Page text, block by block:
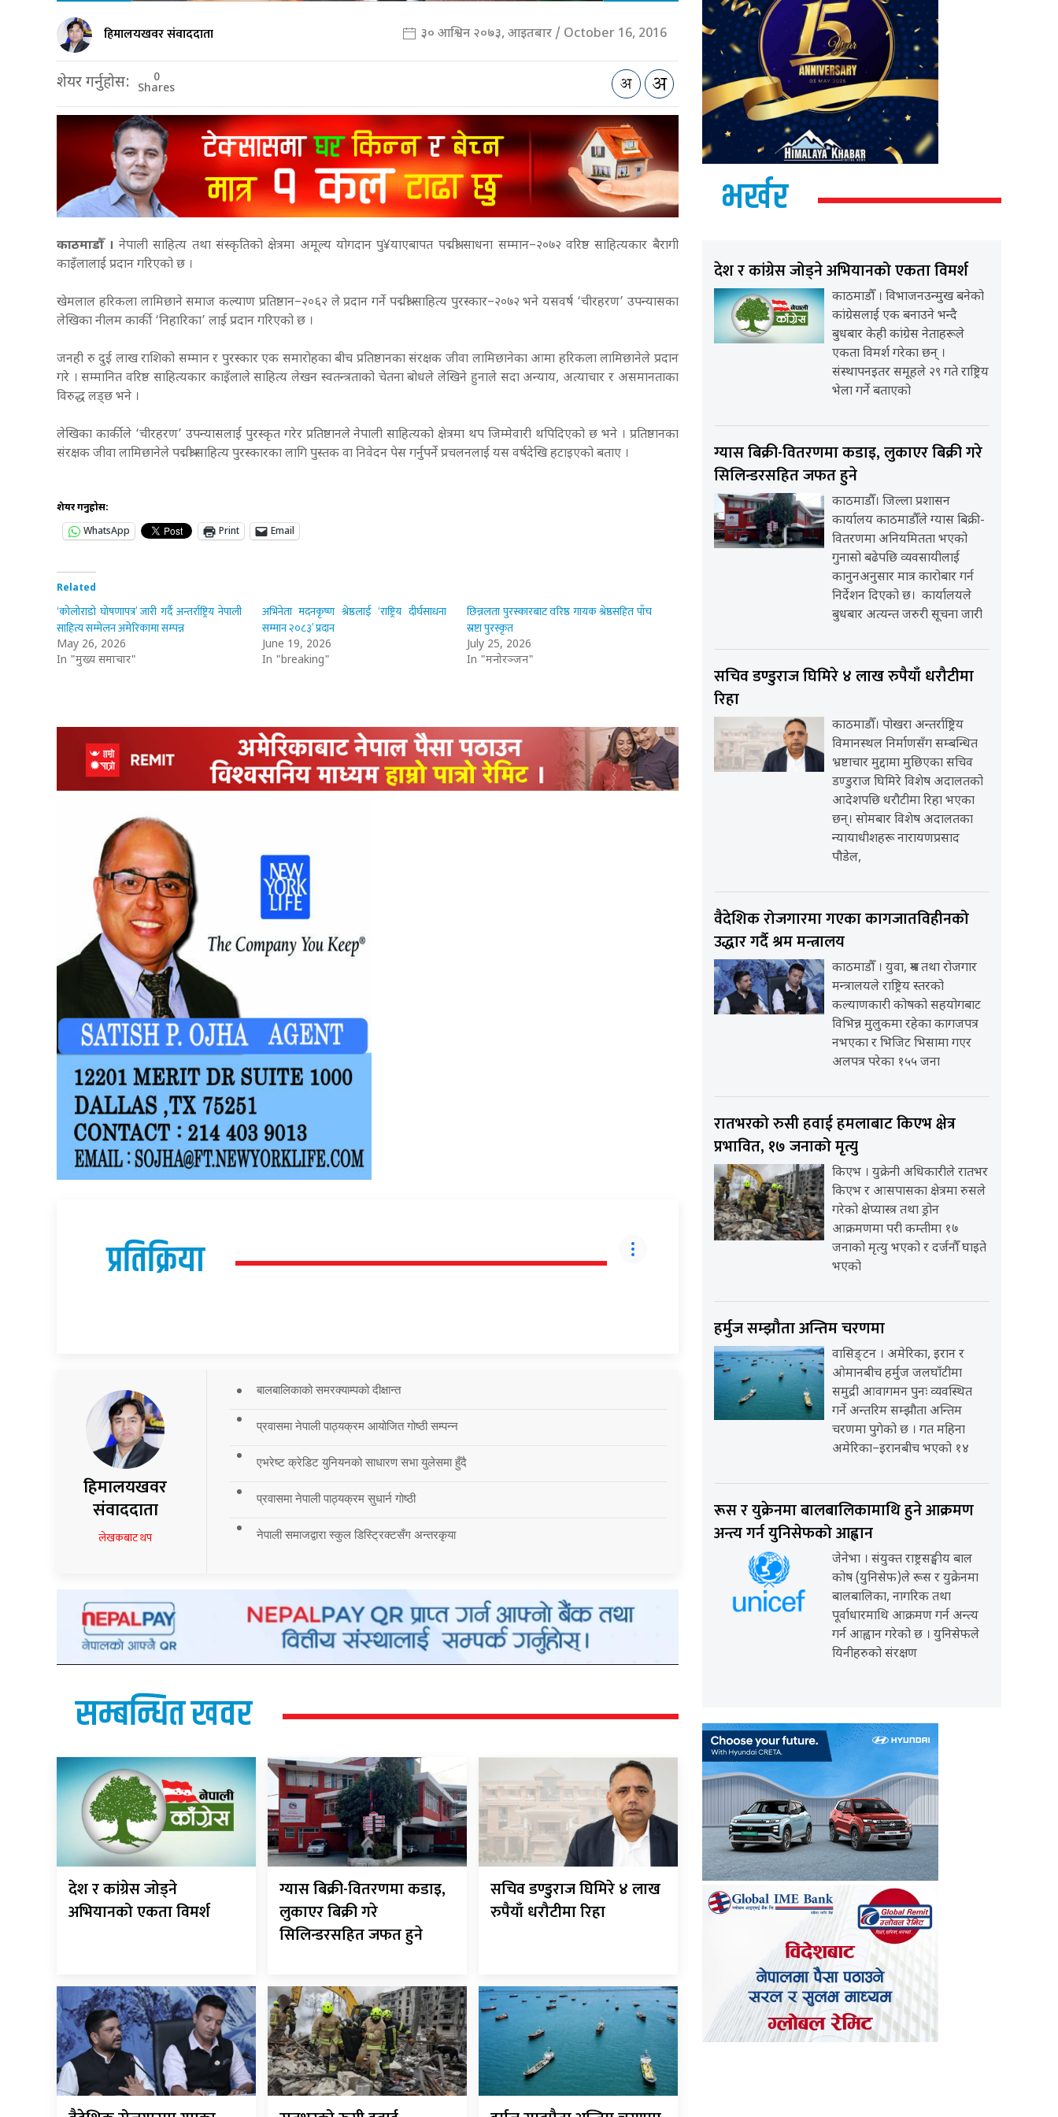
हिमालयखवर संवाददाता ३० आश्विन २०७३, आइतबार / October 16, 2016
शेयर गर्नुहोस: 0
Shares
काठमाडौँ । नेपाली साहित्य तथा संस्कृतिको क्षेत्रमा अमूल्य योगदान पु¥याएबापत पद्मश्री साधना सम्मान–२०७२ वरिष्ठ साहित्यकार बैरागी
काइँलालाई प्रदान गरिएको छ ।
खेमलाल हरिकला लामिछाने समाज कल्याण प्रतिष्ठान–२०६२ ले प्रदान गर्ने पद्मश्री साहित्य पुरस्कार–२०७२ भने यसवर्ष ‘चीरहरण’ उपन्यासका
लेखिका नीलम कार्की ‘निहारिका’ लाई प्रदान गरिएको छ ।
जनही रु दुई लाख राशिको सम्मान र पुरस्कार एक समारोहका बीच प्रतिष्ठानका संरक्षक जीवा लामिछानेका आमा हरिकला लामिछानेले प्रदान
गरे । सम्मानित वरिष्ठ साहित्यकार काइँलाले साहित्य लेखन स्वतन्त्रताको चेतना बोधले लेखिने हुनाले सदा अन्याय, अत्याचार र असमानताका
विरुद्ध लड्छ भने ।
लेखिका कार्कीले ‘चीरहरण’ उपन्यासलाई पुरस्कृत गरेर प्रतिष्ठानले नेपाली साहित्यको क्षेत्रमा थप जिम्मेवारी थपिदिएको छ भने । प्रतिष्ठानका
संरक्षक जीवा लामिछानेले पद्मश्री साहित्य पुरस्कारका लागि पुस्तक वा निवेदन पेस गर्नुपर्ने प्रचलनलाई यस वर्षदेखि हटाइएको बताए ।
शेयर गर्नुहोस:
WhatsApp
Print Email
Related
‘कोलोराडो घोषणापत्र’ जारी गर्दै अन्तर्राष्ट्रिय नेपाली
साहित्य सम्मेलन अमेरिकामा सम्पन्न
May 26, 2026
In "मुख्य समाचार"
अभिनेता मदनकृष्ण श्रेष्ठलाई ‘राष्ट्रिय दीर्घसाधना
सम्मान २०८३’ प्रदान
June 19, 2026
In "breaking"
छिन्नलता पुरस्कारबाट वरिष्ठ गायक श्रेष्ठसहित पाँच
स्रष्टा पुरस्कृत
July 25, 2026
In "मनोरञ्जन"
प्रतिक्रिया
हिमालयखवर
संवाददाता
लेखकबाट थप
बालबालिकाको समरक्याम्पको दीक्षान्त
प्रवासमा नेपाली पाठ्यक्रम आयोजित गोष्ठी सम्पन्न
एभरेष्ट क्रेडिट युनियनको साधारण सभा युलेसमा हुँदै
प्रवासमा नेपाली पाठ्यक्रम सुधार्न गोष्ठी
नेपाली समाजद्वारा स्कुल डिस्ट्रिक्टसँग अन्तरकृया
सम्बन्धित खवर
देश र कांग्रेस जोड्ने
अभियानको एकता विमर्श
ग्यास बिक्री-वितरणमा कडाइ,
लुकाएर बिक्री गरे
सिलिन्डरसहित जफत हुने
सचिव डण्डुराज घिमिरे ४ लाख
रुपैयाँ धरौटीमा रिहा
भर्खर
देश र कांग्रेस जोड्ने अभियानको एकता विमर्श
काठमाडौँ । विभाजनउन्मुख बनेको
कांग्रेसलाई एक बनाउने भन्दै
बुधबार केही कांग्रेस नेताहरूले
एकता विमर्श गरेका छन् ।
संस्थापनइतर समूहले २९ गते राष्ट्रिय
भेला गर्ने बताएको
ग्यास बिक्री-वितरणमा कडाइ, लुकाएर बिक्री गरे
सिलिन्डरसहित जफत हुने
काठमाडौँ। जिल्ला प्रशासन
कार्यालय काठमाडौँले ग्यास बिक्री-
वितरणमा अनियमितता भएको
गुनासो बढेपछि व्यवसायीलाई
कानुनअनुसार मात्र कारोबार गर्न
निर्देशन दिएको छ। कार्यालयले
बुधबार अत्यन्त जरुरी सूचना जारी
सचिव डण्डुराज घिमिरे ४ लाख रुपैयाँ धरौटीमा
रिहा
काठमाडौँ। पोखरा अन्तर्राष्ट्रिय
विमानस्थल निर्माणसँग सम्बन्धित
भ्रष्टाचार मुद्दामा मुछिएका सचिव
डण्डुराज घिमिरे विशेष अदालतको
आदेशपछि धरौटीमा रिहा भएका
छन्। सोमबार विशेष अदालतका
न्यायाधीशहरू नारायणप्रसाद
पौडेल,
वैदेशिक रोजगारमा गएका कागजातविहीनको
उद्धार गर्दै श्रम मन्त्रालय
काठमाडौँ । युवा, श्रम तथा रोजगार
मन्त्रालयले राष्ट्रिय स्तरको
कल्याणकारी कोषको सहयोगबाट
विभिन्न मुलुकमा रहेका कागजपत्र
नभएका र भिजिट भिसामा गएर
अलपत्र परेका १५५ जना
रातभरको रुसी हवाई हमलाबाट किएभ क्षेत्र
प्रभावित, १७ जनाको मृत्यु
किएभ । युक्रेनी अधिकारीले रातभर
किएभ र आसपासका क्षेत्रमा रुसले
गरेको क्षेप्यास्त्र तथा ड्रोन
आक्रमणमा परी कम्तीमा १७
जनाको मृत्यु भएको र दर्जनौँ घाइते
भएको
हर्मुज सम्झौता अन्तिम चरणमा
वासिङ्टन । अमेरिका, इरान र
ओमानबीच हर्मुज जलघाँटीमा
समुद्री आवागमन पुनः व्यवस्थित
गर्ने अन्तरिम सम्झौता अन्तिम
चरणमा पुगेको छ । गत महिना
अमेरिका–इरानबीच भएको १४
रूस र युक्रेनमा बालबालिकामाथि हुने आक्रमण
अन्त्य गर्न युनिसेफको आह्वान
जेनेभा । संयुक्त राष्ट्रसङ्घीय बाल
कोष (युनिसेफ)ले रूस र युक्रेनमा
बालबालिका, नागरिक तथा
पूर्वाधारमाथि आक्रमण गर्न अन्त्य
गर्न आह्वान गरेको छ । युनिसेफले
यिनीहरुको संरक्षण